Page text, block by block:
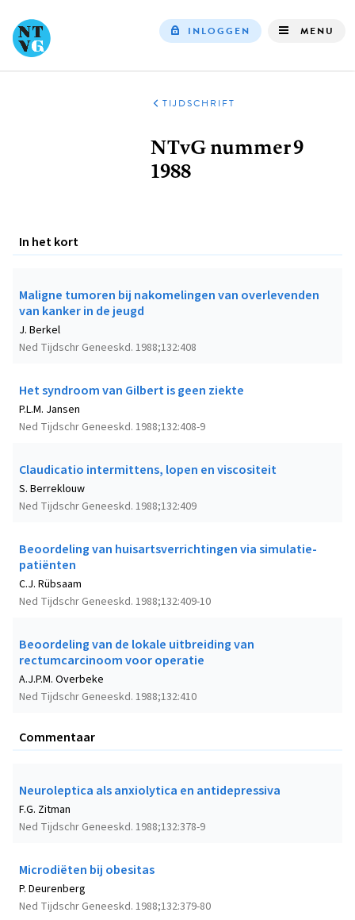
INLOGGEN MENU
TIJDSCHRIFT
NTvG nummer 9
1988
In het kort
Maligne tumoren bij nakomelingen van overlevenden
van kanker in de jeugd
Ned Tijdschr Geneeskd. 1988;132:408
J. Berkel
Het syndroom van Gilbert is geen ziekte
Ned Tijdschr Geneeskd. 1988;132:408-9
P.L.M. Jansen
Claudicatio intermittens, lopen en viscositeit
Ned Tijdschr Geneeskd. 1988;132:409
S. Berreklouw
Beoordeling van huisartsverrichtingen via simulatie-
patiënten
Ned Tijdschr Geneeskd. 1988;132:409-10
C.J. Rübsaam
Beoordeling van de lokale uitbreiding van
rectumcarcinoom voor operatie
Ned Tijdschr Geneeskd. 1988;132:410
A.J.P.M. Overbeke
Commentaar
Neuroleptica als anxiolytica en antidepressiva
Ned Tijdschr Geneeskd. 1988;132:378-9
F.G. Zitman
Microdiëten bij obesitas
Ned Tijdschr Geneeskd. 1988;132:379-80
P. Deurenberg